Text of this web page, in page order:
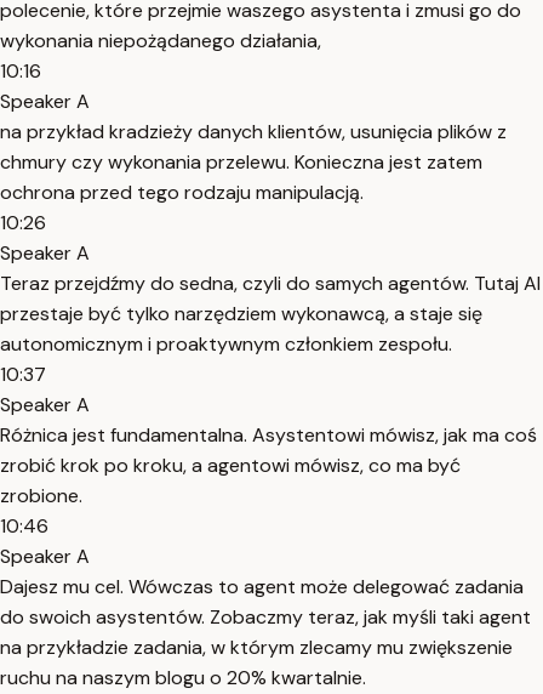
polecenie, które przejmie waszego asystenta i zmusi go do
wykonania niepożądanego działania,
10:16
Speaker A
na przykład kradzieży danych klientów, usunięcia plików z
chmury czy wykonania przelewu. Konieczna jest zatem
ochrona przed tego rodzaju manipulacją.
10:26
Speaker A
Teraz przejdźmy do sedna, czyli do samych agentów. Tutaj AI
przestaje być tylko narzędziem wykonawcą, a staje się
autonomicznym i proaktywnym członkiem zespołu.
10:37
Speaker A
Różnica jest fundamentalna. Asystentowi mówisz, jak ma coś
zrobić krok po kroku, a agentowi mówisz, co ma być
zrobione.
10:46
Speaker A
Dajesz mu cel. Wówczas to agent może delegować zadania
do swoich asystentów. Zobaczmy teraz, jak myśli taki agent
na przykładzie zadania, w którym zlecamy mu zwiększenie
ruchu na naszym blogu o 20% kwartalnie.